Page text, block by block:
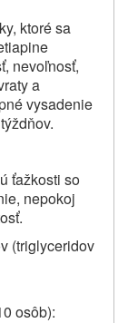
ktoré sa
nevoľnosť,
a
vysadenie
ťažkosti so
nepokoj
(triglyceridov
osôb):